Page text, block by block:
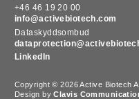
+46 46 19 20 00
info@activebiotech.com
Dataskyddsombud
LinkedIn
Copyright © 2026 Active Biotech
Design byClavis